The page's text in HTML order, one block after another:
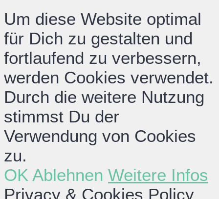
Um diese Website optimal
für Dich zu gestalten und
fortlaufend zu verbessern,
werden Cookies verwendet.
Durch die weitere Nutzung
stimmst Du der
Verwendung von Cookies
zu.
OK Ablehnen Weitere Infos
Privacy & Cookies Policy